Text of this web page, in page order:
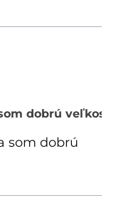
dobrú veľkosť
som dobrú